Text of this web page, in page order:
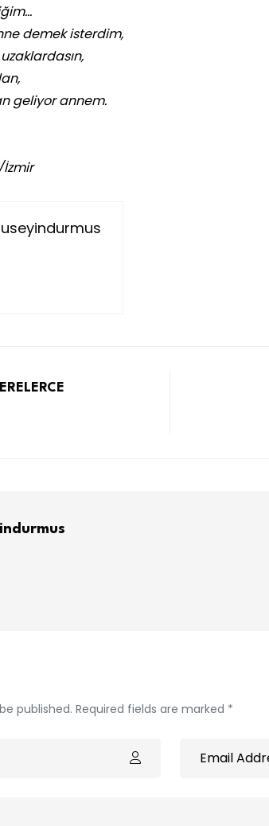
demek isterdim,
geliyor annem.
İzmir
published. Required fields are marked *